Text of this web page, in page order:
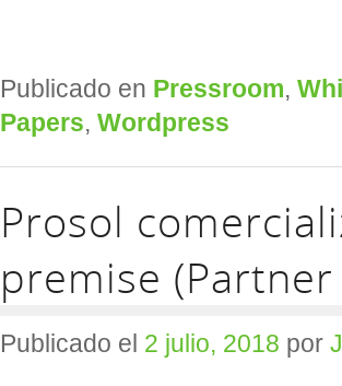
Publicado en Pressroom,
Papers, Wordpress
Prosol
premise
Publicado el 2 julio, 2018 por